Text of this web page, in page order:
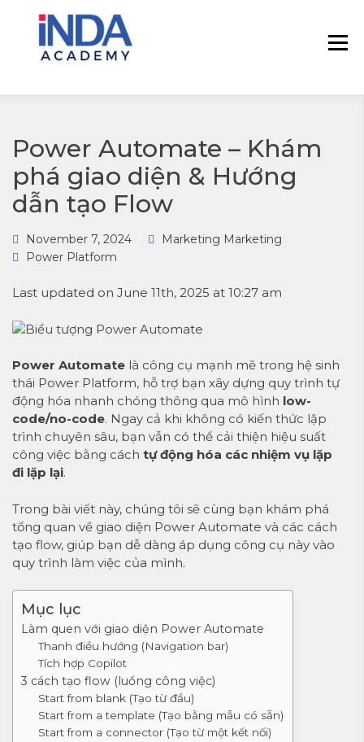
LIỆU & AI INSIGHT
hàng – bảo hiểm – chứng khoán và
Power Automate – Khám
phá giao diện & Hướng
dẫn tạo Flow
November 7, 2024
Marketing Marketing
Power Platform
Last updated on June 11th, 2025 at 10:27 am
Power Automate là công cụ mạnh mẽ trong hệ sinh
thái Power Platform, hỗ trợ bạn xây dựng quy trình tự
động hóa nhanh chóng thông qua mô hình low-
code/no-code. Ngay cả khi không có kiến thức lập
trình chuyên sâu, bạn vẫn có thể cải thiện hiệu suất
công việc bằng cách tự động hóa các nhiệm vụ lặp
đi lặp lại.
Trong bài viết này, chúng tôi sẽ cùng bạn khám phá
tổng quan về giao diện Power Automate và các cách
tạo flow, giúp bạn dễ dàng áp dụng công cụ này vào
quy trình làm việc của mình.
Mục lục
Làm quen với giao diện Power Automate
Thanh điều hướng (Navigation bar)
Tích hợp Copilot
3 cách tạo flow (luồng công việc)
Start from blank (Tạo từ đầu)
Start from a template (Tạo bằng mẫu có sẵn)
Start from a connector (Tạo từ một kết nối)